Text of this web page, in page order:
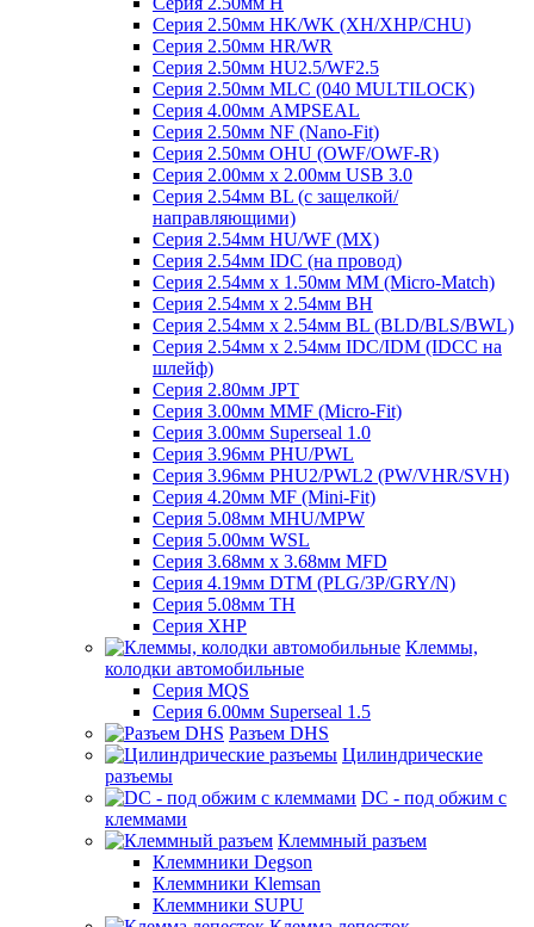
Серия 2.50мм HK/WK (XH/XHP/CHU)
Серия 2.50мм HR/WR
Серия 2.50мм HU2.5/WF2.5
Серия 2.50мм MLC (040 MULTILOCK)
Серия 4.00мм AMPSEAL
Серия 2.50мм NF (Nano-Fit)
Серия 2.50мм OHU (OWF/OWF-R)
Серия 2.00мм x 2.00мм USB 3.0
Серия 2.54мм BL (с защелкой/
направляющими)
Серия 2.54мм HU/WF (MX)
Серия 2.54мм IDC (на провод)
Серия 2.54мм х 1.50мм MM (Micro-Match)
Серия 2.54мм х 2.54мм BH
Серия 2.54мм х 2.54мм BL (BLD/BLS/BWL)
Серия 2.54мм х 2.54мм IDC/IDM (IDCC на
шлейф)
Серия 2.80мм JPT
Серия 3.00мм MMF (Micro-Fit)
Серия 3.00мм Superseal 1.0
Серия 3.96мм PHU/PWL
Серия 3.96мм PHU2/PWL2 (PW/VHR/SVH)
Серия 4.20мм MF (Mini-Fit)
Серия 5.08мм MHU/MPW
Серия 5.00мм WSL
Серия 3.68мм х 3.68мм MFD
Серия 4.19мм DTM (PLG/3P/GRY/N)
Серия 5.08мм TH
Серия XHP
Клеммы,
колодки автомобильные
Серия MQS
Серия 6.00мм Superseal 1.5
Разъем DHS
Цилиндрические
разъемы
DC - под обжим с
клеммами
Клеммный разъем
Клеммники Degson
Клеммники Klemsan
Клеммники SUPU